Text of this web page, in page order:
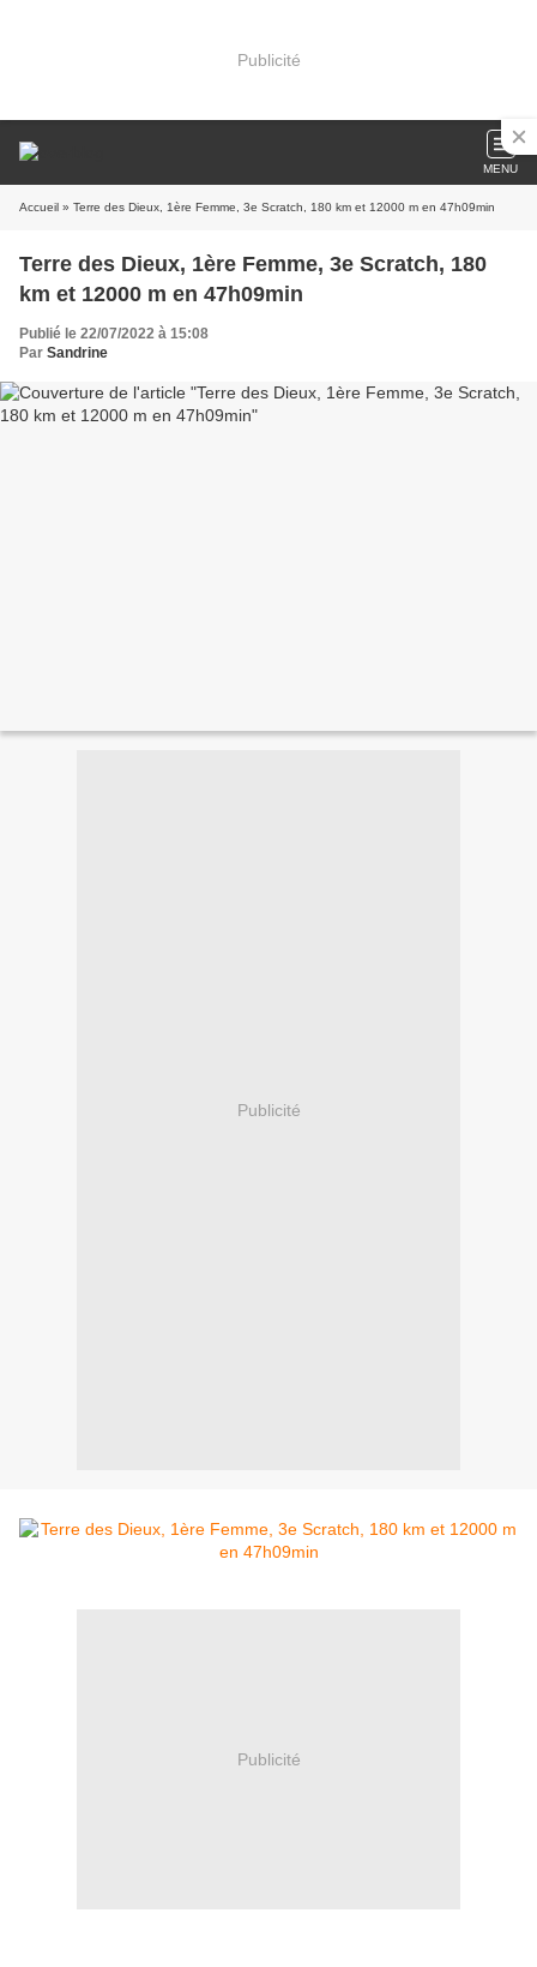
Publicité
MENU
Accueil » Terre des Dieux, 1ère Femme, 3e Scratch, 180 km et 12000 m en 47h09min
Terre des Dieux, 1ère Femme, 3e Scratch, 180
km et 12000 m en 47h09min
Publié le 22/07/2022 à 15:08
Par Sandrine
Publicité
Publicité